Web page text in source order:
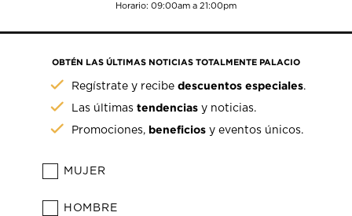
Horario: 09:00am a 21:00pm
OBTÉN LAS ÚLTIMAS NOTICIAS TOTALMENTE PALACIO
Regístrate y recibedescuentos especiales.
Las últimastendencias y noticias.
Promociones, beneficios y eventos únicos.
MUJER
HOMBRE